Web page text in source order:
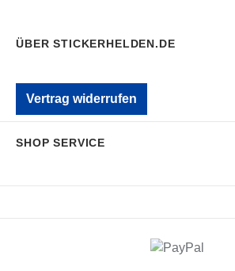
ÜBER STICKERHELDEN.DE
Vertrag widerrufen
SHOP SERVICE